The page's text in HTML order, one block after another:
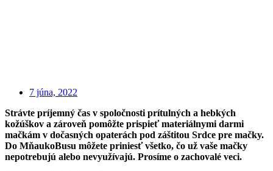
7 júna, 2022
Strávte príjemný čas v spoločnosti prítulných a hebkých
kožúškov a zároveň pomôžte prispieť materiálnymi darmi
mačkám v dočasných opaterách pod záštitou Srdce pre mačky.
Do MňaukoBusu môžete priniesť všetko, čo už vaše mačky
nepotrebujú alebo nevyužívajú. Prosíme o zachovalé veci.